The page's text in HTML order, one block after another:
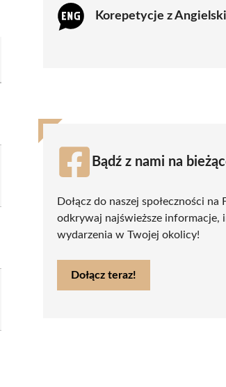
Korepetycje z
Bądź z nami na
Dołącz do naszej społeczności na
odkrywaj najświeższe informacje,
wydarzenia w Twojej okolicy!
Dołącz teraz!